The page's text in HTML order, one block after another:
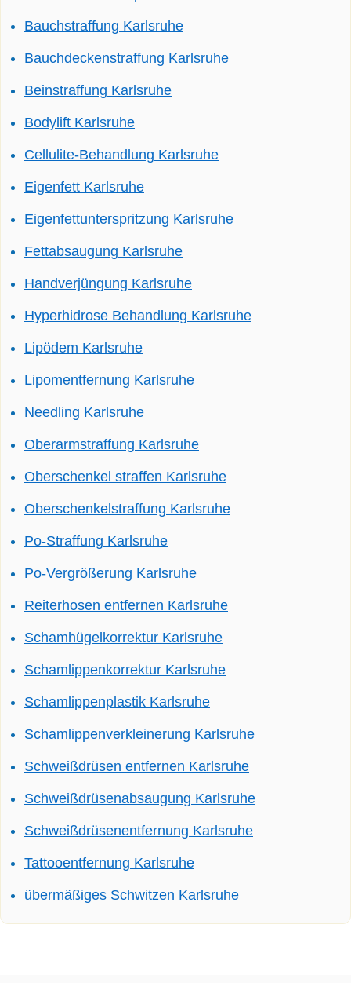
Bauchstraffung Karlsruhe
Bauchdeckenstraffung Karlsruhe
Beinstraffung Karlsruhe
Bodylift Karlsruhe
Cellulite-Behandlung Karlsruhe
Eigenfett Karlsruhe
Eigenfettunterspritzung Karlsruhe
Fettabsaugung Karlsruhe
Handverjüngung Karlsruhe
Hyperhidrose Behandlung Karlsruhe
Lipödem Karlsruhe
Lipomentfernung Karlsruhe
Needling Karlsruhe
Oberarmstraffung Karlsruhe
Oberschenkel straffen Karlsruhe
Oberschenkelstraffung Karlsruhe
Po-Straffung Karlsruhe
Po-Vergrößerung Karlsruhe
Reiterhosen entfernen Karlsruhe
Schamhügelkorrektur Karlsruhe
Schamlippenkorrektur Karlsruhe
Schamlippenplastik Karlsruhe
Schamlippenverkleinerung Karlsruhe
Schweißdrüsen entfernen Karlsruhe
Schweißdrüsenabsaugung Karlsruhe
Schweißdrüsenentfernung Karlsruhe
Tattooentfernung Karlsruhe
übermäßiges Schwitzen Karlsruhe